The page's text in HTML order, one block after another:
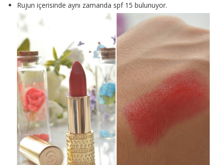
Rujun içerisinde aynı zamanda spf 15 bulunuyor.